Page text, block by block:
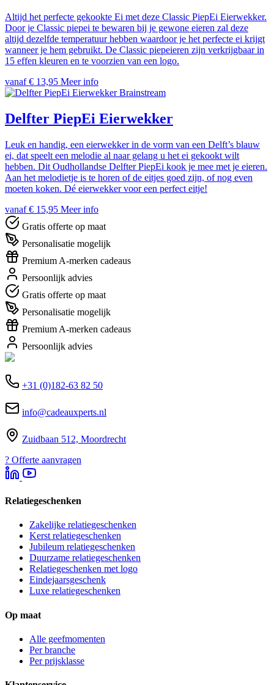
Altijd het perfecte gekookte Ei met deze Classic PiepEi Eierwekker.
Door je Classic piepei te bewaren bij je gewone eieren zal deze
altijd dezelfde temperatuur hebben waardoor je het perfecte ei krijgt
wanneer je hem gebruikt. De Classic piepeieren zijn verkrijgbaar in
15 effen kleuren en te voorzien van een logo.
vanaf € 13,95 Meer info
Brainstream
Delfter PiepEi Eierwekker
Leuk en handig, een eierwekker in de vorm van een Delft’s blauw
ei, dat speelt een melodie al naar gelang u het ei gekookt wilt
hebben. Dit Oudhollandse Delfter PiepEi kook je mee met je eieren.
Aan het melodietje is te horen of de eitjes goed zijn, of nog even
moeten koken. Dé eierwekker voor een perfect eitje!
vanaf € 15,95 Meer info
Gratis offerte op maat
Personalisatie mogelijk
Premium A-merken cadeaus
Persoonlijk advies
Gratis offerte op maat
Personalisatie mogelijk
Premium A-merken cadeaus
Persoonlijk advies
+31 (0)182-63 82 50
info@cadeauxperts.nl
Zuidbaan 512, Moordrecht
? Offerte aanvragen
Relatiegeschenken
Zakelijke relatiegeschenken
Kerst relatiegeschenken
Jubileum relatiegeschenken
Duurzame relatiegeschenken
Relatiegeschenken met logo
Eindejaarsgeschenk
Luxe relatiegeschenken
Op maat
Alle geefmomenten
Per branche
Per prijsklasse